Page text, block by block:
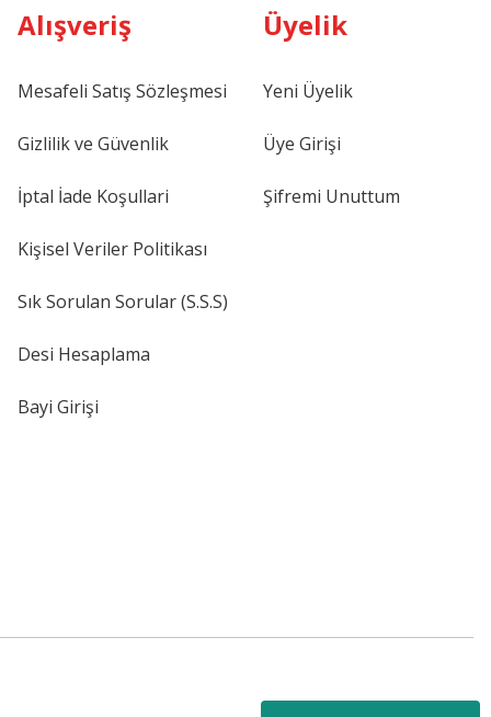
Alışveriş
Mesafeli Satış Sözleşmesi
Gizlilik ve Güvenlik
İptal İade Koşullari
Kişisel Veriler Politikası
Sık Sorulan Sorular (S.S.S)
Desi Hesaplama
Bayi Girişi
Üyelik
Yeni Üyelik
Üye Girişi
Şifremi Unuttum